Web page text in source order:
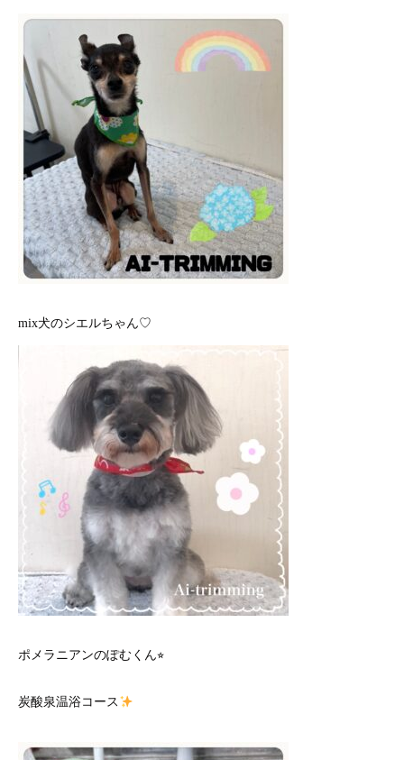
mix犬のシエルちゃん♡
ポメラニアンのぽむくん⭐︎
炭酸泉温浴コース